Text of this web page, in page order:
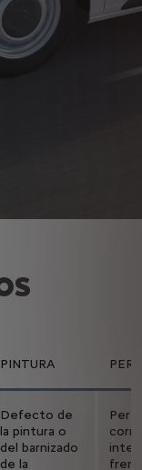
PINTURA
Defecto de
la pintura o
del barnizado
de la